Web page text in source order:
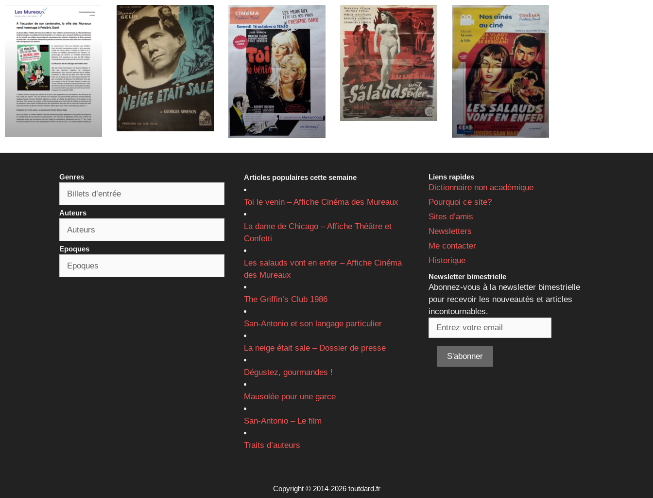
Genres
Auteurs
Epoques
Articles populaires cette semaine
Toi le venin – Affiche Cinéma des Mureaux
La dame de Chicago – Affiche Théâtre et
Confetti
Les salauds vont en enfer – Affiche Cinéma
des Mureaux
The Griffin’s Club 1986
San-Antonio et son langage particulier
La neige était sale – Dossier de presse
Dégustez, gourmandes !
Mausolée pour une garce
San-Antonio – Le film
Traits d’auteurs
Liens rapides
Dictionnaire non académique
Pourquoi ce site?
Sites d’amis
Newsletters
Me contacter
Historique
Newsletter bimestrielle
Abonnez-vous à la newsletter bimestrielle
pour recevoir les nouveautés et articles
incontournables.
Copyright © 2014-2026 toutdard.fr